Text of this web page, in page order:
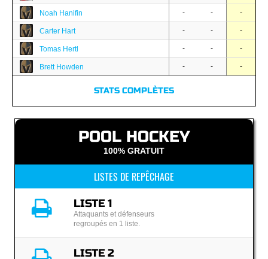
Noah Hanifin - - -
Carter Hart - - -
Tomas Hertl - - -
Brett Howden - - -
STATS COMPLÈTES
POOL HOCKEY
100% GRATUIT
LISTES DE REPÊCHAGE
LISTE 1
Attaquants et défenseurs
regroupés en 1 liste.
LISTE 2